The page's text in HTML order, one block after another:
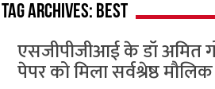
Tag Archives: best
एसजीपीजीआई के डॉ अमित
पेपर को मिला सर्वश्रेष्ठ